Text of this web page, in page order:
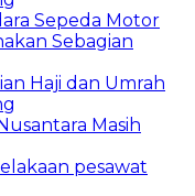
Sepeda Motor
Sebagian
Haji dan Umrah
Masih
pesawat